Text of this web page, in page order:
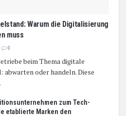
Warum die Digitalisierung
muss
0
beim Thema digitale
abwarten oder handeln. Diese
zum Tech-
etablierte Marken den